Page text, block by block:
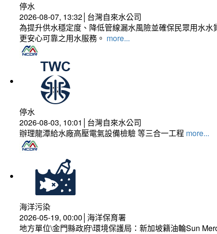
停水
2026-08-07, 13:32│台灣自來水公司
為提升供水穩定度、降低管線漏水風險並確保民眾用水
更安心可靠之用水服務。 more...
停水
2026-08-03, 10:01│台灣自來水公司
辦理龍潭給水廠高壓電氣設備檢驗 等三合一工程 more...
海洋污染
2026-05-19, 00:00│海洋保育署
地方單位\金門縣政府\環境保護局：新加坡籍油輪Sun